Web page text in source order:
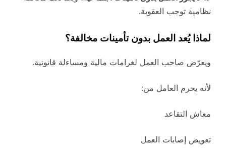
نظامية توجب العقوبة.
لماذا يُعد العمل بدون تأمينات مخالفة؟
ويعرّض صاحب العمل لغرامات مالية ومساءلة قانونية.
لأنه يحرم العامل من:
معاش التقاعد
تعويض إصابات العمل